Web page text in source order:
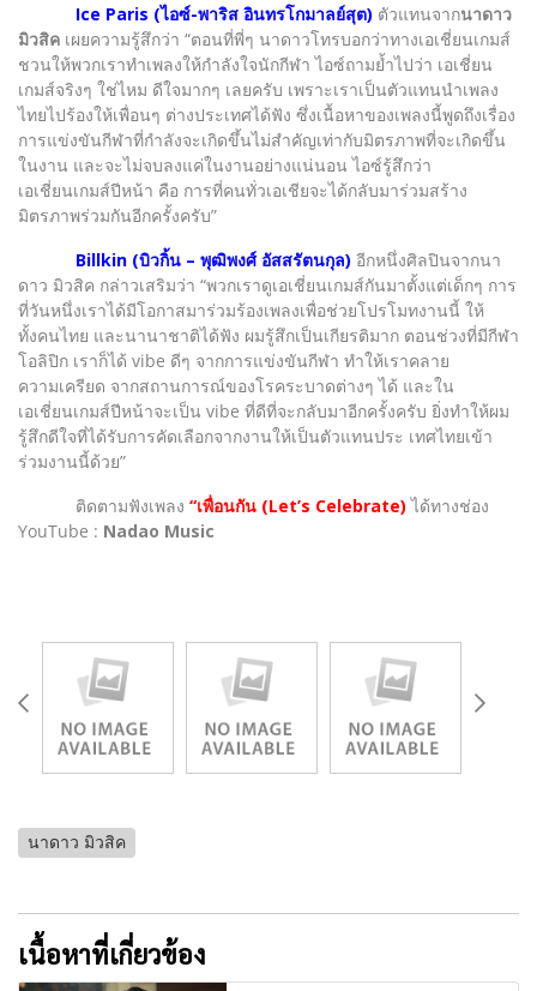
Ice Paris (ไอซ์-พาริส อินทรโกมาลย์สุต) ตัวแทนจากนาดาว
มิวสิค เผยความรู้สึกว่า “ตอนที่พี่ๆ นาดาวโทรบอกว่าทางเอเชี่ยนเกมส์
ชวนให้พวกเราทำเพลงให้กำลังใจนักกีฬา ไอซ์ถามย้ำไปว่า เอเชี่ยน
เกมส์จริงๆ ใช่ไหม ดีใจมากๆ เลยครับ เพราะเราเป็นตัวแทนนำเพลง
ไทยไปร้องให้เพื่อนๆ ต่างประเทศได้ฟัง ซึ่งเนื้อหาของเพลงนี้พูดถึงเรื่อง
การแข่งขันกีฬาที่กำลังจะเกิดขึ้นไม่สำคัญเท่ากับมิตรภาพที่จะเกิดขึ้น
ในงาน และจะไม่จบลงแค่ในงานอย่างแน่นอน ไอซ์รู้สึกว่า
เอเชี่ยนเกมส์ปีหน้า คือ การที่คนทั่วเอเชียจะได้กลับมาร่วมสร้าง
มิตรภาพร่วมกันอีกครั้งครับ”
Billkin (บิวกิ้น – พุฒิพงศ์ อัสสรัตนกุล) อีกหนึ่งศิลปินจากนา
ดาว มิวสิค กล่าวเสริมว่า “พวกเราดูเอเชี่ยนเกมส์กันมาตั้งแต่เด็กๆ การ
ที่วันหนึ่งเราได้มีโอกาสมาร่วมร้องเพลงเพื่อช่วยโปรโมทงานนี้ ให้
ทั้งคนไทย และนานาชาติได้ฟัง ผมรู้สึกเป็นเกียรติมาก ตอนช่วงที่มีกีฬา
โอลิปิก เราก็ได้ vibe ดีๆ จากการแข่งขันกีฬา ทำให้เราคลาย
ความเครียด จากสถานการณ์ของโรคระบาดต่างๆ ได้ และใน
เอเชี่ยนเกมส์ปีหน้าจะเป็น vibe ที่ดีที่จะกลับมาอีกครั้งครับ ยิ่งทำให้ผม
รู้สึกดีใจที่ได้รับการคัดเลือกจากงานให้เป็นตัวแทนประ เทศไทยเข้า
ร่วมงานนี้ด้วย”
ติดตามฟังเพลง “เพื่อนกัน (Let’s Celebrate) ได้ทางช่อง
YouTube : Nadao Music
นาดาว มิวสิค
เนื้อหาที่เกี่ยวข้อง